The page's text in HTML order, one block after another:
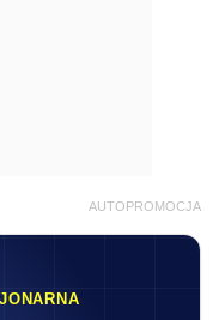
AUTOPROMOCJA